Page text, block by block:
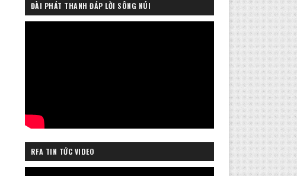
ĐÀI PHÁT THANH ĐÁP LỜI SÔNG NÚI
RFA TIN TỨC VIDEO